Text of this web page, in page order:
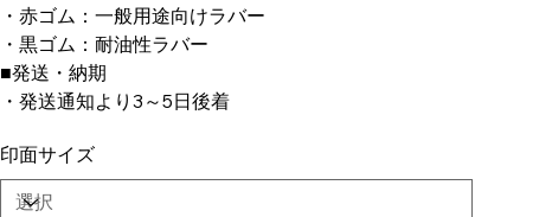
・赤ゴム：一般用途向けラバー
・黒ゴム：耐油性ラバー
■発送・納期
・発送通知より3～5日後着
印面サイズ